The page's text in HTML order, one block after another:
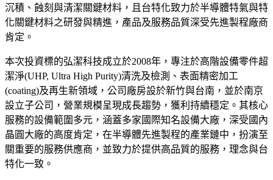
沉積、蝕刻與清潔關鍵材料，且台特化致力於半導體特氣與特
化關鍵材料之研發與精進，產品及服務品質深受先進製程廠商
肯定。
本次投資標的弘潔科技成立於2008年，專注於高階設備零件超
潔淨(UHP, Ultra High Purity)清洗及檢測、表面精密加工
(coating)及再生新領域，公司廠房設於新竹與台南，並於南京
設立子公司，營業規模呈現成長趨勢，獲利持續穩定。其核心
服務的設備範圍多元，涵蓋多家國際知名設備大廠，深受國內
晶圓大廠的高度肯定，在半導體先進製程的產業鏈中，扮演至
關重要的服務供應商，並致力於提供高品質的服務，理念與台
特化一致。